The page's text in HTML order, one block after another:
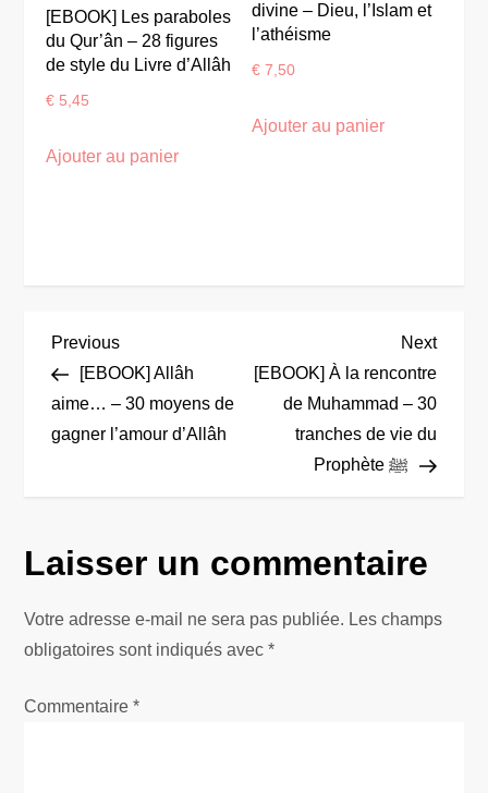
[EBOOK] Les paraboles
du Qur’ân – 28 figures
de style du Livre d’Allâh
€ 5,45
Ajouter au panier
divine – Dieu, l’Islam et
l’athéisme
€ 7,50
Ajouter au panier
N
a
v
g
a
t
i
Previous
Post
Previous
[EBOOK] Allâh
aime… – 30 moyens de
gagner l’amour d’Allâh
Next
Post
Next
[EBOOK] À la rencontre
de Muhammad – 30
tranches de vie du
Prophète ﷺ
Laisser un commentaire
Votre adresse e-mail ne sera pas publiée. Les champs
obligatoires sont indiqués avec*
Commentaire*